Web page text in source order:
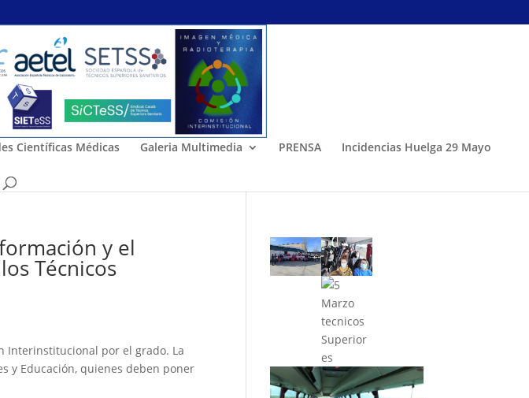
Científicas Médicas Galeria Multimedia PRENSA Incidencias Huelga 29 Mayo
y el
Técnicos
Interinstitucional por el grado. La
y Educación, quienes deben poner